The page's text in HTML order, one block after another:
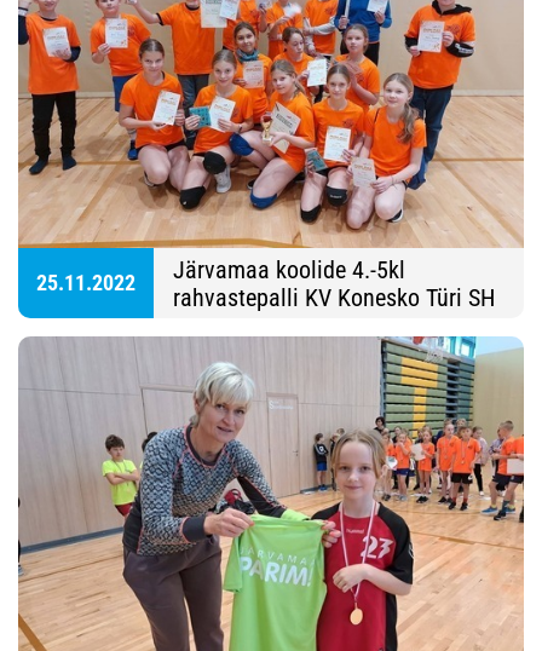
25.11.2022
Järvamaa koolide 4.-5kl
rahvastepalli KV Konesko Türi SH